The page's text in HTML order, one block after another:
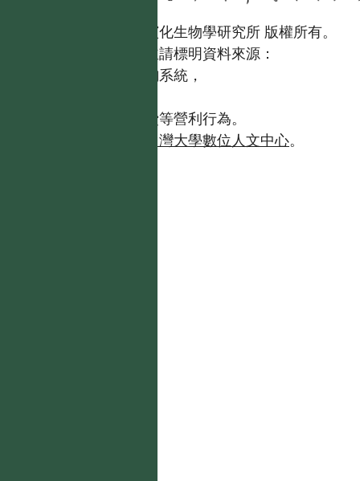
國立台灣大學生態學與演化生物學研究所 版權所有。
歡迎引用本網站資料，並請標明資料來源：
【台灣植物資訊整合查詢系統，
且不得有收取資料查詢費等營利行為。
台灣大學數位人文中心。